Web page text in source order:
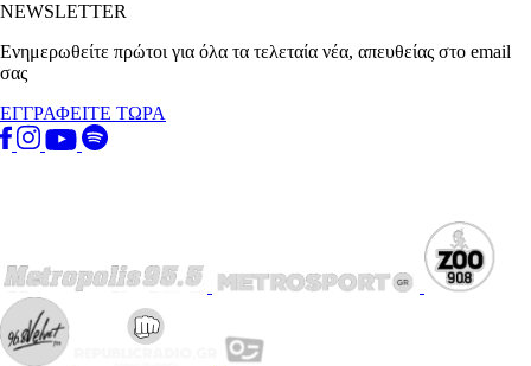
NEWSLETTER
Ενημερωθείτε πρώτοι για όλα τα τελεταία νέα, απευθείας στο email
σας
ΕΓΓΡΑΦΕΙΤΕ ΤΩΡΑ